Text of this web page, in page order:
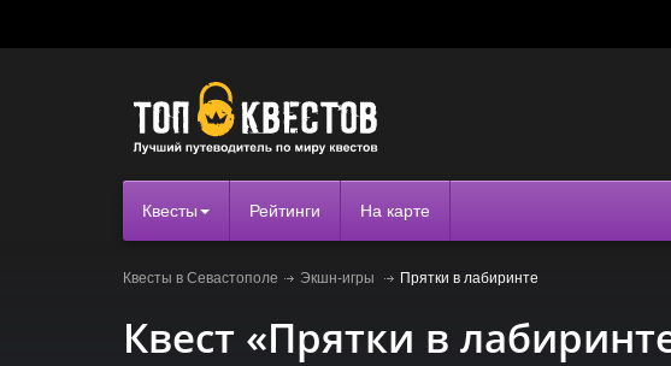
Квесты Рейтинги На карте
Квесты в Севастополе Экшн-игры Прятки в лабиринте
Квест «Прятки в